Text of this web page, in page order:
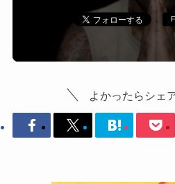
よかったらシェ